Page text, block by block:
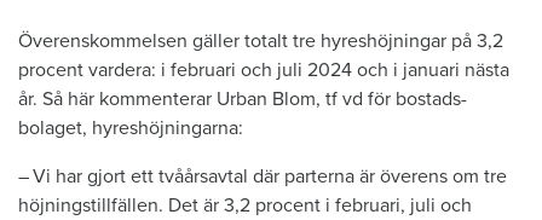
Överenskommelsen gäller totalt tre hyreshöjningar på 3,2
procent vardera: i februari och juli 2024 och i januari nästa
år. Så här kommenterar Urban Blom, tf vd för bostads­
bolaget, hyreshöjningarna:
– Vi har gjort ett tvåårsavtal där ­parterna är överens om tre
höjningstillfällen. Det är 3,2 procent i februari, juli och